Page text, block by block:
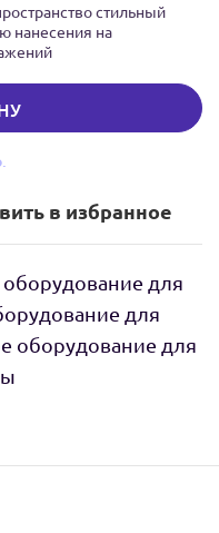
стильный
нанесения на
в избранное
для
для
оборудование для